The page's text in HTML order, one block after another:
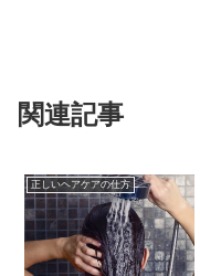
関連記事
正しいヘアケアの仕方